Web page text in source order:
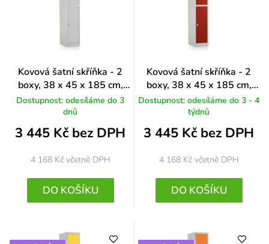
Kovová šatní skříňka - 2
boxy, 38 x 45 x 185 cm,
otočný zámek, šedá - ral
7035
Dostupnost: odesíláme do 3
dnů
3 445 Kč bez DPH
4 168 Kč včetně DPH
DO KOŠÍKU
Kovová šatní skříňka - 2
boxy, 38 x 45 x 185 cm,
otočný zámek, červená - ral
3000
Dostupnost: odesíláme do 3 - 4
týdnů
3 445 Kč bez DPH
4 168 Kč včetně DPH
DO KOŠÍKU